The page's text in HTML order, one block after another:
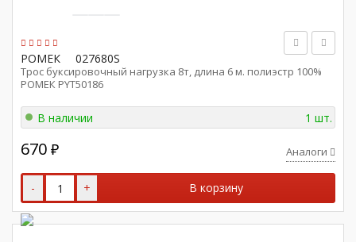
РОМЕК 027680S
Трос буксировочный нагрузка 8т, длина 6 м. полиэстр 100%
РОМЕК PYT50186
В наличии 1 шт.
670 ₽ Аналоги
- + В корзину